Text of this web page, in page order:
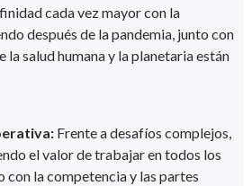
cada vez mayor con la
después de la pandemia, junto con
la salud humana y la planetaria están
Frente a desafíos complejos,
el valor de trabajar en todos los
con la competencia y las partes